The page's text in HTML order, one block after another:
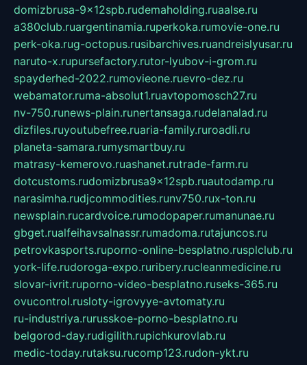
domizbrusa-9x12spb.rudemaholding.ruaalse.ru
a380club.ruargentinamia.ruperkoka.rumovie-one.ru
perk-oka.rug-octopus.rusibarchives.ruandreislyusar.ru
naruto-x.rupursefactory.rutor-lyubov-i-grom.ru
spayderhed-2022.rumovieone.ruevro-dez.ru
webamator.ruma-absolut1.ruavtopomosch27.ru
nv-750.runews-plain.runertansaga.rudelanalad.ru
dizfiles.ruyoutubefree.ruaria-family.ruroadli.ru
planeta-samara.rumysmartbuy.ru
matrasy-kemerovo.ruashanet.rutrade-farm.ru
dotcustoms.rudomizbrusa9x12spb.ruautodamp.ru
narasimha.rudjcommodities.runv750.rux-ton.ru
newsplain.rucardvoice.rumodopaper.rumanunae.ru
gbget.rualfeihavsalnassr.rumadoma.rutajuncos.ru
petrovkasports.ruporno-online-besplatno.rusplclub.ru
york-life.rudoroga-expo.ruribery.rucleanmedicine.ru
slovar-ivrit.ruporno-video-besplatno.ruseks-365.ru
ovucontrol.rusloty-igrovyye-avtomaty.ru
ru-industriya.rurusskoe-porno-besplatno.ru
belgorod-day.rudigilith.rupichkurovlab.ru
medic-today.rutaksu.rucomp123.rudon-ykt.ru